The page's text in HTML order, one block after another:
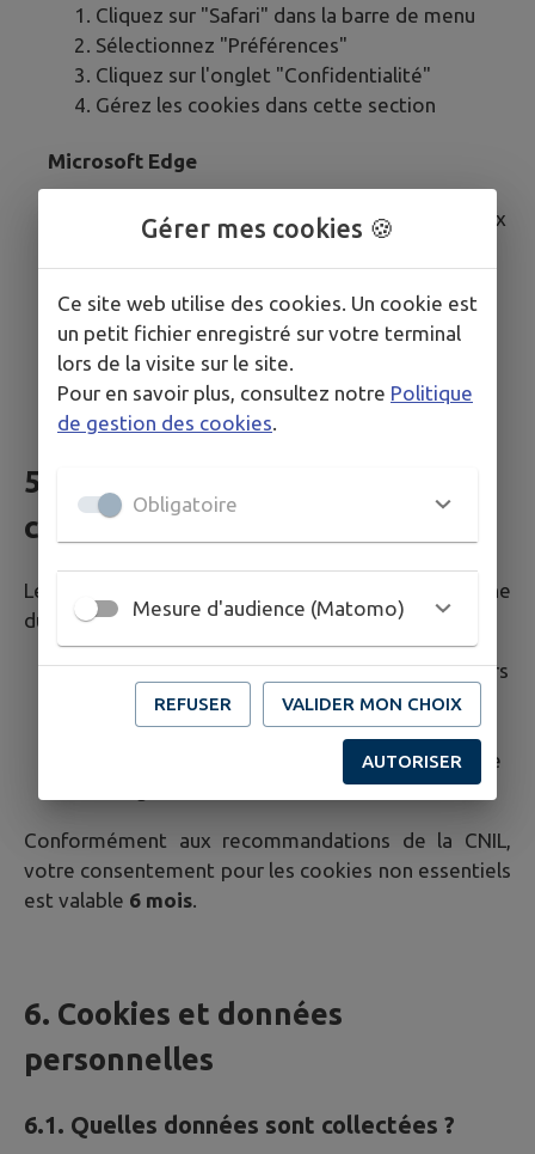
Cliquez sur "Safari" dans la barre de menu
Sélectionnez "Préférences"
Cliquez sur l'onglet "Confidentialité"
Gérez les cookies dans cette section
Microsoft Edge
Cliquez sur le menu (trois points horizontaux
Cliquez sur "Cookies et autorisations de
site"
Gérez vos préférences de cookies
5. Durée de conservation des
cookies
Les cookies déposés sur votre terminal ont une
durée de vie limitée :
Cookies techniques (intramuros-*): 120 jours
Cookies analytiques (Matomo): 13 mois
maximum
: supprimés à la fermeture
Conformément aux recommandations de la CNIL,
votre consentement pour les cookies non essentiels
est valable 6 mois.
6. Cookies et données
personnelles
6.1. Quelles données sont collectées ?
Gérer mes cookies 🍪
Ce site web utilise des cookies. Un cookie est
un petit fichier enregistré sur votre terminal
lors de la visite sur le site.
Pour en savoir plus, consultez notre Politique
de gestion des cookies
Obligatoire
Mesure d'audience (Matomo)
REFUSER VALIDER MON CHOIX
AUTORISER